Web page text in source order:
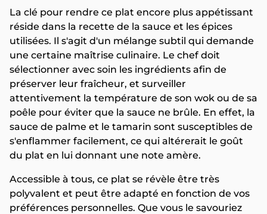
La clé pour rendre ce plat encore plus appétissant
réside dans la recette de la sauce et les épices
utilisées. Il s'agit d'un mélange subtil qui demande
une certaine maîtrise culinaire. Le chef doit
sélectionner avec soin les ingrédients afin de
préserver leur fraîcheur, et surveiller
attentivement la température de son wok ou de sa
poêle pour éviter que la sauce ne brûle. En effet, la
sauce de palme et le tamarin sont susceptibles de
s'enflammer facilement, ce qui altérerait le goût
du plat en lui donnant une note amère.
Accessible à tous, ce plat se révèle être très
polyvalent et peut être adapté en fonction de vos
préférences personnelles. Que vous le savouriez